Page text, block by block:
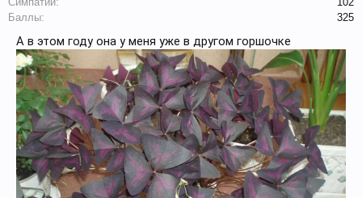
Баллы:
325
А в этом году она у меня уже в другом горшочке